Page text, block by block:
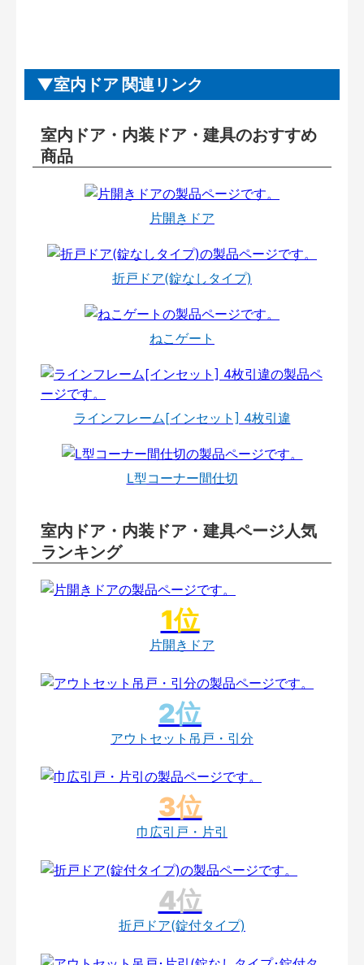
室内ドア 関連リンク
室内ドア・内装ドア・建具のおすすめ
商品
片開きドア
折戸ドア(錠なしタイプ)
ねこゲート
ラインフレーム[インセット] 4枚引違
L型コーナー間仕切
室内ドア・内装ドア・建具ページ人気
ランキング
片開きドア
アウトセット吊戸・引分
巾広引戸・片引
折戸ドア(錠付タイプ)